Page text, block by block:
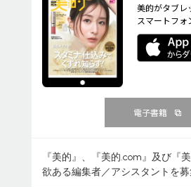
美的がタブレ
スマートフォ
電子書籍
『美的』、『美的.com』及び『
欲ある編集者／アシスタントを